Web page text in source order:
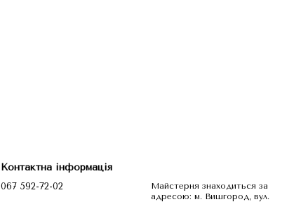
Контактна інформація
067 592-72-02
Майстерня знаходиться за
адресою: м. Вишгород, вул.